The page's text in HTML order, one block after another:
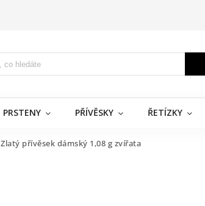
PRSTENY PŘÍVĚSKY ŘETÍZKY
Zlatý přívěsek dámský 1,08 g zvířata